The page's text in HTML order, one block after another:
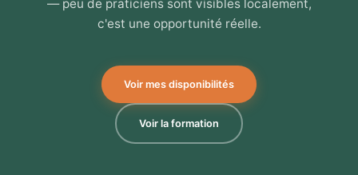
— peu de praticiens sont visibles localement,
c'est une opportunité réelle.
Voir mes disponibilités
Voir la formation